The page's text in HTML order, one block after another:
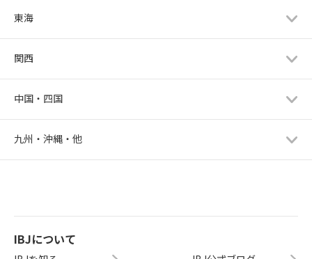
東海
関西
中国・四国
九州・沖縄・他
IBJについて